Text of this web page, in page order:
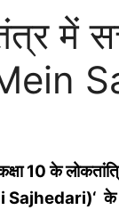
में
10 के
Sajhedari)‘ के